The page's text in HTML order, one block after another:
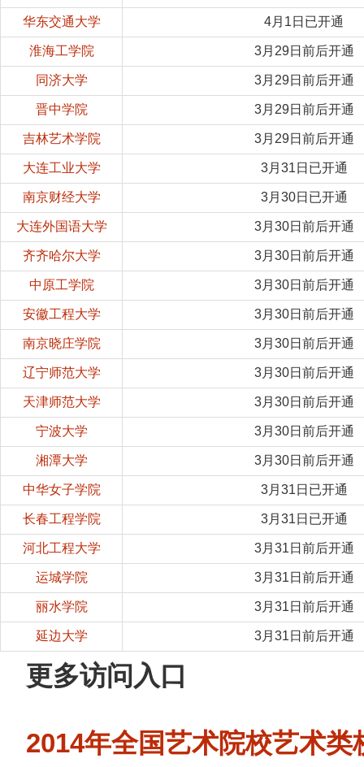
华东交通大学 4月1日已开通
淮海工学院 3月29日前后开通
同济大学 3月29日前后开通
晋中学院 3月29日前后开通
吉林艺术学院 3月29日前后开通
大连工业大学 3月31日已开通
南京财经大学 3月30日已开通
大连外国语大学 3月30日前后开通
齐齐哈尔大学 3月30日前后开通
中原工学院 3月30日前后开通
安徽工程大学 3月30日前后开通
南京晓庄学院 3月30日前后开通
辽宁师范大学 3月30日前后开通
天津师范大学 3月30日前后开通
宁波大学 3月30日前后开通
湘潭大学 3月30日前后开通
中华女子学院 3月31日已开通
长春工程学院 3月31日已开通
河北工程大学 3月31日前后开通
运城学院 3月31日前后开通
丽水学院 3月31日前后开通
延边大学 3月31日前后开通
更多访问入口
2014年全国艺术院校艺术